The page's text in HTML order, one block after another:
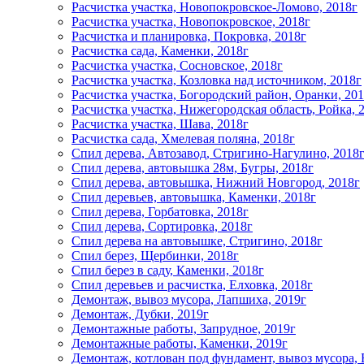
Расчистка участка, Новопокровское-Ломово, 2018г
Расчистка участка, Новопокровское, 2018г
Расчистка и планировка, Покровка, 2018г
Расчистка сада, Каменки, 2018г
Расчистка участка, Сосновское, 2018г
Расчистка участка, Козловка над источником, 2018г
Расчистка участка, Богородский район, Оранки,
Расчистка участка, Нижегородская область, Ройка,
Расчистка участка, Шава, 2018г
Расчистка сада, Хмелевая поляна, 2018г
Спил дерева, Автозавод, Стригино-Нагулино, 2018г
Спил дерева, автовышка 28м, Бугры, 2018г
Спил дерева, автовышка, Нижний Новгород, 2018г
Спил деревьев, автовышка, Каменки, 2018г
Спил дерева, Горбатовка, 2018г
Спил дерева, Сортировка, 2018г
Спил дерева на автовышке, Стригино, 2018г
Спил берез, Щербинки, 2018г
Спил берез в саду, Каменки, 2018г
Спил деревьев и расчистка, Елховка, 2018г
Демонтаж, вывоз мусора, Лапшиха, 2019г
Демонтаж, Дубки, 2019г
Демонтажные работы, Запрудное, 2019г
Демонтажные работы, Каменки, 2019г
Демонтаж, котлован под фундамент, вывоз мусора,